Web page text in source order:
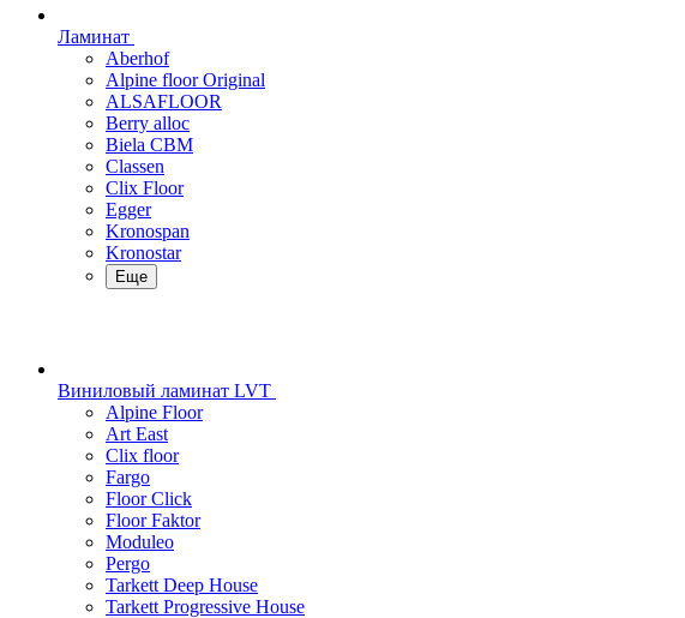
Ламинат
Aberhof
Alpine floor Original
ALSAFLOOR
Berry alloc
Biela CBM
Classen
Clix Floor
Egger
Kronospan
Kronostar
Еще
Виниловый ламинат LVT
Alpine Floor
Art East
Clix floor
Fargo
Floor Click
Floor Faktor
Moduleo
Pergo
Tarkett Deep House
Tarkett Progressive House